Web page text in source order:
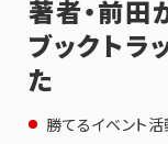
著者・前田
ブックトラ
た
勝てるイベント